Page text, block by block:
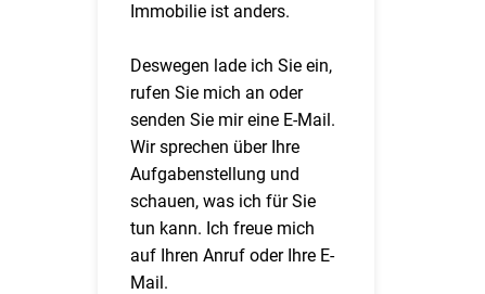
Immobilie ist anders.
Deswegen lade ich Sie ein,
rufen Sie mich an oder
senden Sie mir eine E-Mail.
Wir sprechen über Ihre
Aufgabenstellung und
schauen, was ich für Sie
tun kann. Ich freue mich
auf Ihren Anruf oder Ihre E-
Mail.